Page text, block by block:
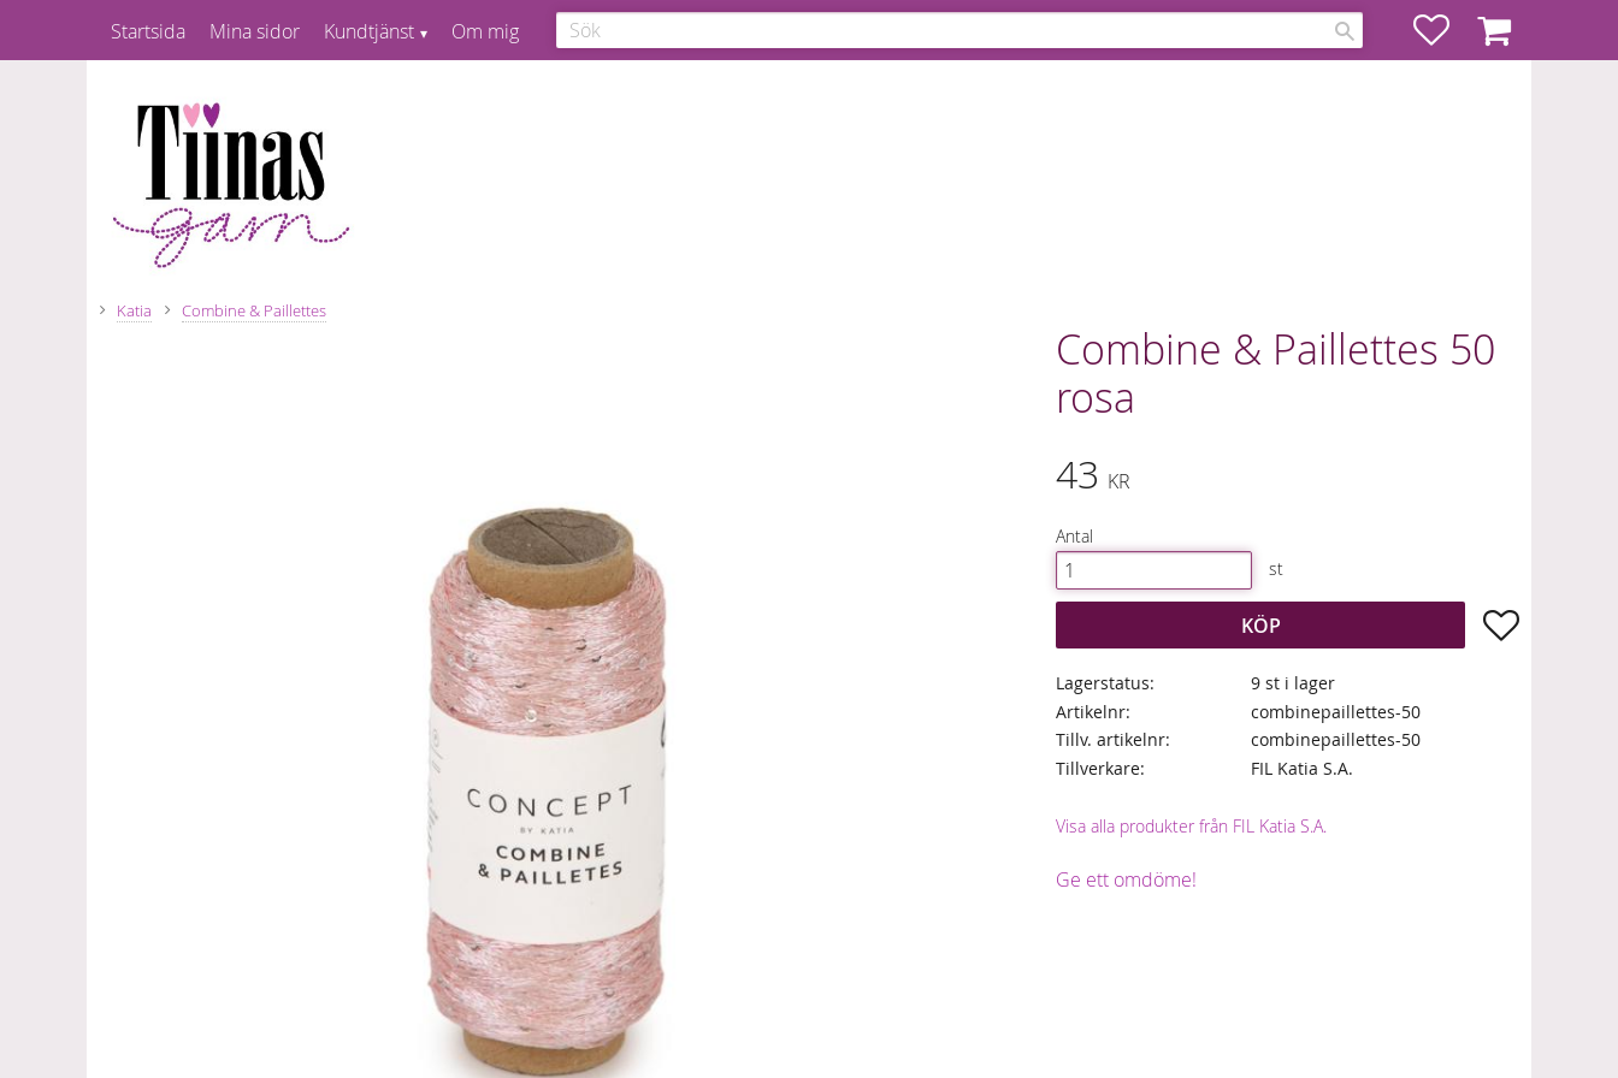
FavoriterKundvagn
Startsida Mina sidor Kundtjänst Om mig
Katia Combine & Paillettes
Combine & Paillettes 50
rosa
43 KR
Antal
st
KÖP Lägg till i
Lagerstatus
9 st i lager
Artikelnr
combinepaillettes-50
Tillv. artikelnr
combinepaillettes-50
Tillverkare
FIL Katia S.A.
Visa alla produkter från FIL Katia S.A.
Ge ett omdöme!